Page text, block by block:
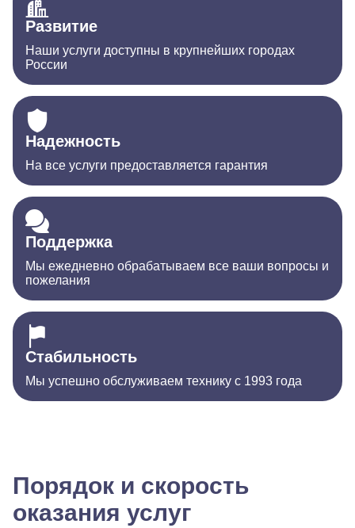
Развитие
Наши услуги доступны в крупнейших городах
России
Надежность
На все услуги предоставляется гарантия
Поддержка
Мы ежедневно обрабатываем все ваши вопросы и
пожелания
Стабильность
Мы успешно обслуживаем технику с 1993 года
Порядок и скорость
оказания услуг